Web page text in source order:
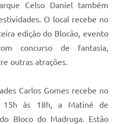
Celso Daniel também
O local recebe no
edição do Blocão, evento
concurso de fantasia,
outras atrações.
Carlos Gomes recebe no
15h às 18h, a Matinê de
Bloco do Madruga. Estão